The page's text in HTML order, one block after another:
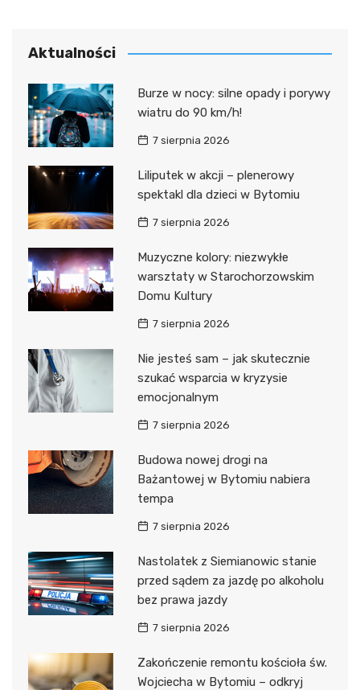
Aktualności
Burze w nocy: silne opady i porywy
wiatru do 90 km/h!
7 sierpnia 2026
Liliputek w akcji – plenerowy
spektakl dla dzieci w Bytomiu
7 sierpnia 2026
Muzyczne kolory: niezwykłe
warsztaty w Starochorzowskim
Domu Kultury
7 sierpnia 2026
Nie jesteś sam – jak skutecznie
szukać wsparcia w kryzysie
emocjonalnym
7 sierpnia 2026
Budowa nowej drogi na
Bażantowej w Bytomiu nabiera
tempa
7 sierpnia 2026
Nastolatek z Siemianowic stanie
przed sądem za jazdę po alkoholu
bez prawa jazdy
7 sierpnia 2026
Zakończenie remontu kościoła św.
Wojciecha w Bytomiu – odkryj